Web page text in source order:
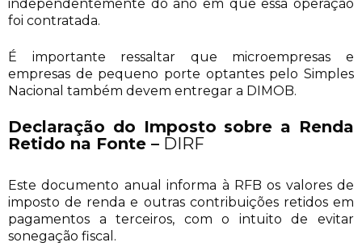
independentemente do ano em que essa operação
foi contratada.
É importante ressaltar que microempresas e
empresas de pequeno porte optantes pelo Simples
Nacional também devem entregar a DIMOB.
Declaração do Imposto sobre a Renda
Retido na Fonte – DIRF
Este documento anual informa à RFB os valores de
imposto de renda e outras contribuições retidos em
pagamentos a terceiros, com o intuito de evitar
sonegação fiscal.